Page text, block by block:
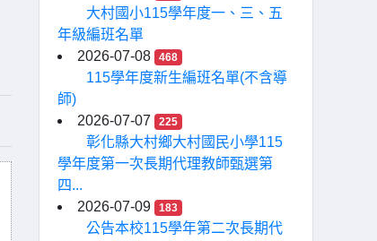
大村國小115學年度一、三、五
年級編班名單
2026-07-08
468
115學年度新生編班名單(不含導
師)
2026-07-07
225
彰化縣大村鄉大村國民小學115
學年度第一次長期代理教師甄選第
四...
2026-07-09
183
公告本校115學年第二次長期代